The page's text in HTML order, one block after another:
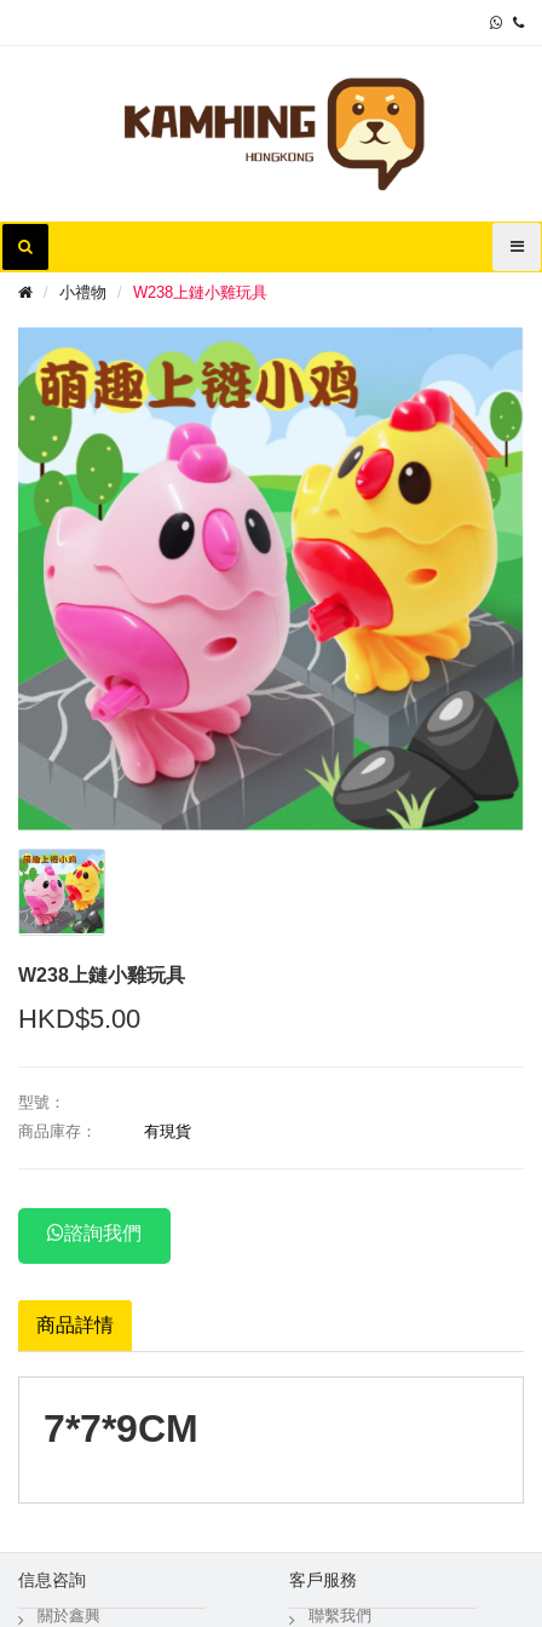
小禮物 W238上鏈小雞玩具
W238上鏈小雞玩具
HKD$5.00
型號：
商品庫存：
有現貨
諮詢我們
商品詳情
7*7*9CM
信息咨詢
關於鑫興
客戶服務
聯繫我們